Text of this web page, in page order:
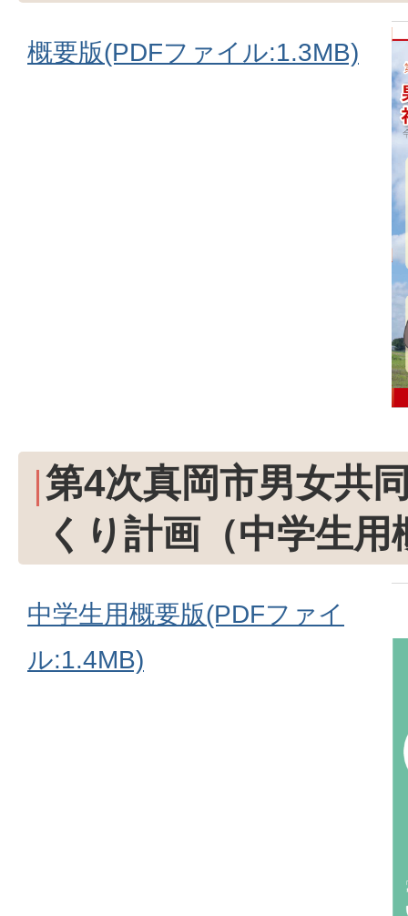
概要版(PDFファイル:1.3MB)
第4次真岡市男女共
くり計画（中学生用
中学生用概要版(PDFファイ
ル:1.4MB)